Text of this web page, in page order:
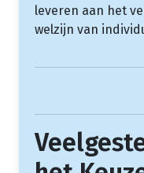
leveren aan het
welzijn van